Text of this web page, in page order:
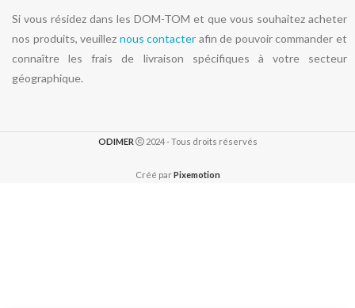
Si vous résidez dans les DOM-TOM et que vous souhaitez acheter
nos produits, veuillez nous contacter afin de pouvoir commander et
connaître les frais de livraison spécifiques à votre secteur
géographique.
ODIMER 2024 - Tous droits réservés
Créé parPixemotion